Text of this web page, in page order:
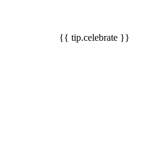
{{ tip.celebrate }}